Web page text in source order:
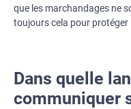
que les marchandages ne
toujours cela pour
Dans quelle
communiquer